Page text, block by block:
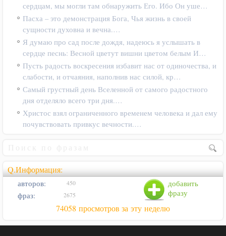
сердцам, мы могли там обнаружить Его. Ибо Он уше…
Пасха – это демонстрация Бога, Чья жизнь в своей
сущности духовна и вечна.…
Я думаю про сад после дождя, надеюсь я услышать в
сердце песнь: Весной цветут вишни цветом белым И…
Пусть радость воскресения избавит нас от одиночества, и
слабости, и отчаяния, наполнив нас силой, кр…
Самый грустный день Вселенной от самого радостного
дня отделяло всего три дня.…
Христос взял ограниченного временем человека и дал ему
почувствовать привкус вечности.…
Q.Информация:
добавить
фразу
авторов: 450
фраз: 2675
74058 просмотров за эту неделю